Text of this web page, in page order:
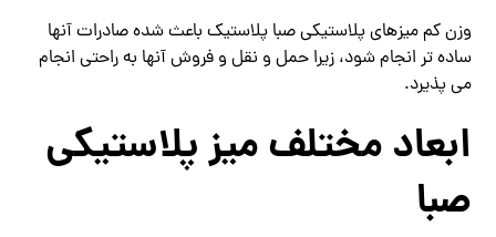
وزن کم میزهای پلاستیکی صبا پلاستیک باعث شده صادرات آنها
ساده تر انجام شود، زیرا حمل و نقل و فروش آنها به راحتی انجام
می پذیرد.
ابعاد مختلف میز پلاستیکی
صبا